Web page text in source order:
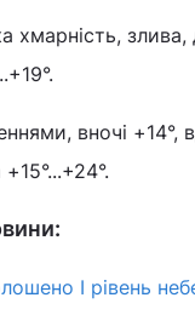
хмарність,
вночі +14°,
I рівень